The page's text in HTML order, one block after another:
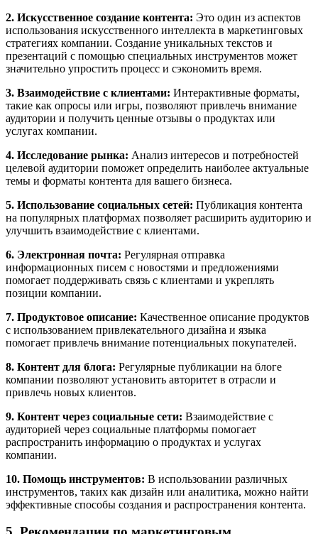
2. Искусственное создание контента: Это один из аспектов
использования искусственного интеллекта в маркетинговых
стратегиях компании. Создание уникальных текстов и
презентаций с помощью специальных инструментов может
значительно упростить процесс и сэкономить время.
3. Взаимодействие с клиентами: Интерактивные форматы,
такие как опросы или игры, позволяют привлечь внимание
аудитории и получить ценные отзывы о продуктах или
услугах компании.
4. Исследование рынка: Анализ интересов и потребностей
целевой аудитории поможет определить наиболее актуальные
темы и форматы контента для вашего бизнеса.
5. Использование социальных сетей: Публикация контента
на популярных платформах позволяет расширить аудиторию и
улучшить взаимодействие с клиентами.
6. Электронная почта: Регулярная отправка
информационных писем с новостями и предложениями
помогает поддерживать связь с клиентами и укреплять
позиции компании.
7. Продуктовое описание: Качественное описание продуктов
с использованием привлекательного дизайна и языка
помогает привлечь внимание потенциальных покупателей.
8. Контент для блога: Регулярные публикации на блоге
компании позволяют установить авторитет в отрасли и
привлечь новых клиентов.
9. Контент через социальные сети: Взаимодействие с
аудиторией через социальные платформы помогает
распространить информацию о продуктах и услугах
компании.
10. Помощь инструментов: В использовании различных
инструментов, таких как дизайн или аналитика, можно найти
эффективные способы создания и распространения контента.